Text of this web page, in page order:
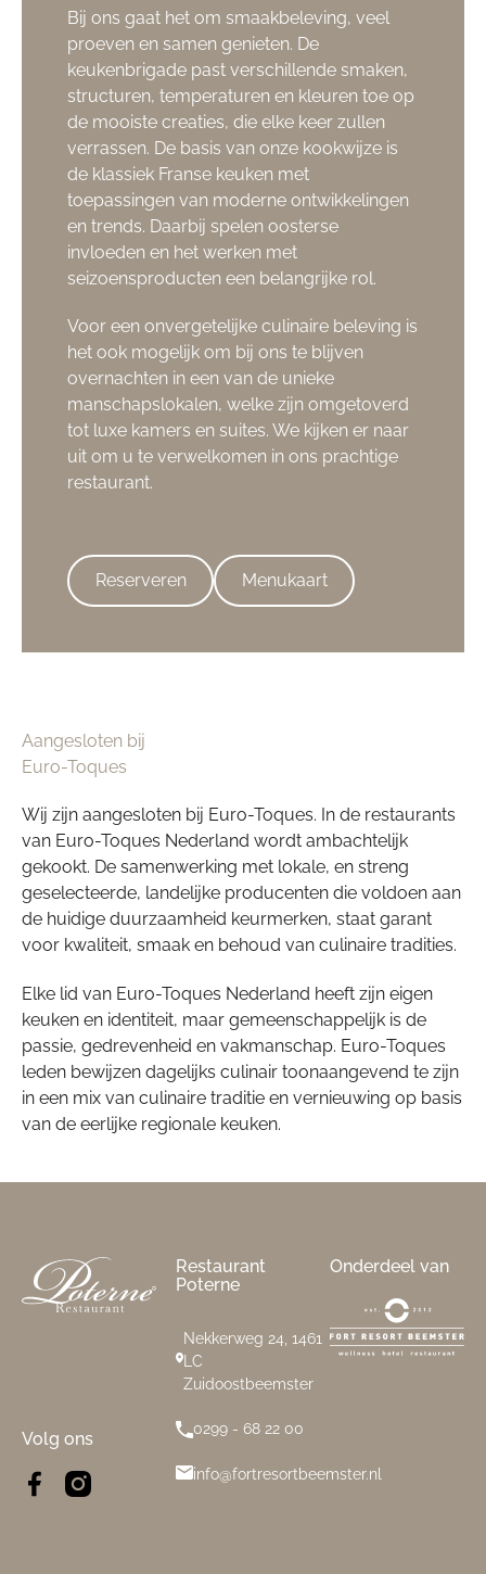
Bij ons gaat het om smaakbeleving, veel
proeven en samen genieten. De
keukenbrigade past verschillende smaken,
structuren, temperaturen en kleuren toe op
de mooiste creaties, die elke keer zullen
verrassen. De basis van onze kookwijze is
de klassiek Franse keuken met
toepassingen van moderne ontwikkelingen
en trends. Daarbij spelen oosterse
invloeden en het werken met
seizoensproducten een belangrijke rol.
Voor een onvergetelijke culinaire beleving is
het ook mogelijk om bij ons te blijven
overnachten in een van de unieke
manschapslokalen, welke zijn omgetoverd
tot luxe kamers en suites. We kijken er naar
uit om u te verwelkomen in ons prachtige
restaurant.
Reserveren Menukaart
Aangesloten bij
Euro-Toques
Wij zijn aangesloten bij Euro-Toques. In de restaurants
van Euro-Toques Nederland wordt ambachtelijk
gekookt. De samenwerking met lokale, en streng
geselecteerde, landelijke producenten die voldoen aan
de huidige duurzaamheid keurmerken, staat garant
voor kwaliteit, smaak en behoud van culinaire tradities.
Elke lid van Euro-Toques Nederland heeft zijn eigen
keuken en identiteit, maar gemeenschappelijk is de
passie, gedrevenheid en vakmanschap. Euro-Toques
leden bewijzen dagelijks culinair toonaangevend te zijn
in een mix van culinaire traditie en vernieuwing op basis
van de eerlijke regionale keuken.
Volg ons
Restaurant
Poterne
Nekkerweg 24, 1461
LC
Zuidoostbeemster
0299 - 68 22 00
info@fortresortbeemster.nl
Onderdeel van